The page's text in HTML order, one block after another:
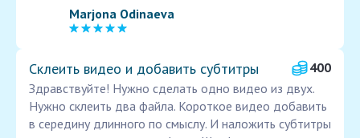
Marjona Odinaeva
Склеить видео и добавить субтитры
400
Здравствуйте! Нужно сделать одно видео из двух.
Нужно склеить два файла. Короткое видео добавить
в середину длинного по смыслу. И наложить субтитры